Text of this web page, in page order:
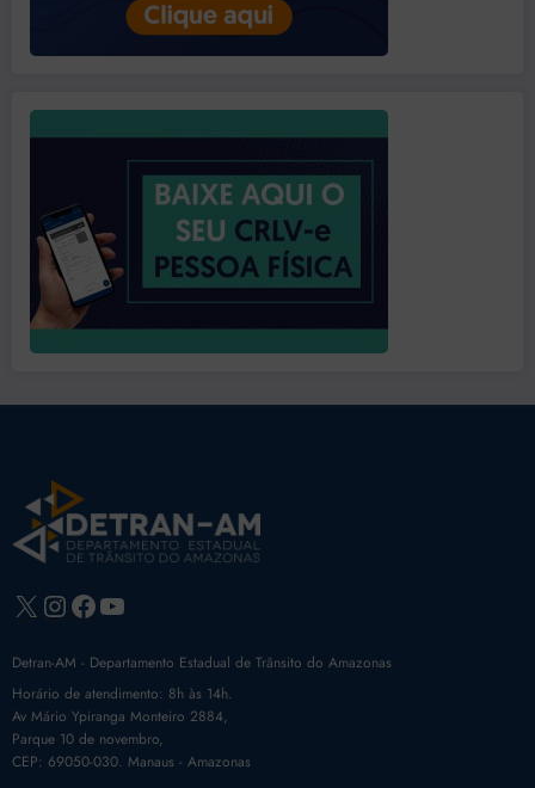
X Instagram
Facebook
Youtube
Detran-AM - Departamento Estadual de Trânsito do Amazonas
Horário de atendimento: 8h às 14h.
Av Mário Ypiranga Monteiro 2884,
Parque 10 de novembro,
CEP: 69050-030. Manaus - Amazonas